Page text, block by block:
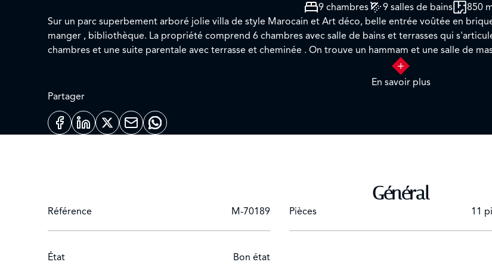
9 chambres 9 salles de bains
850
Sur un parc superbement arboré jolie villa de style Marocain et Art déco, belle entrée voûtée en
manger , bibliothèque. La propriété comprend 6 chambres avec salle de bains et terrasses qui s'articulent autour de patios et de fontaines . Deux autres belles
chambres et une suite parentale avec terrasse et cheminée . On trouve un
En savoir plus
Partager
Général
Référence M-70189 Pièces 11
État Bon état